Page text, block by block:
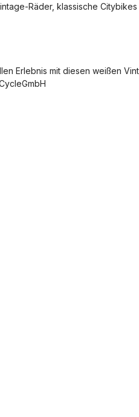
Räder, klassische
Erlebnis mit diesen weißen